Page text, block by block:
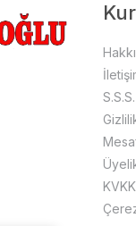
S.S.S.
KVKK